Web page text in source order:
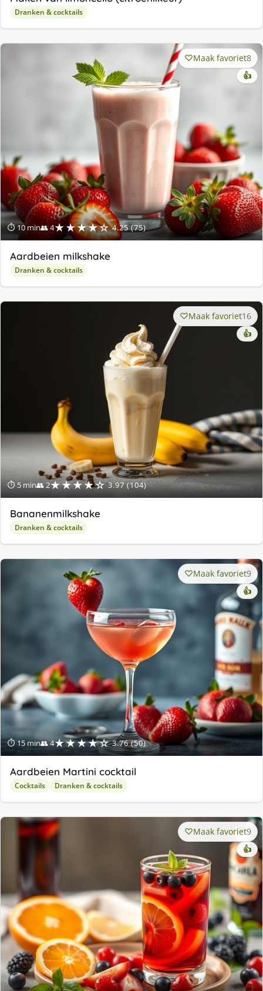
Dranken & cocktails
⏱ 10 min👥 4★★★★☆ 4.25 (75)
Maak favoriet8
👍
Aardbeien milkshake
Dranken & cocktails
⏱ 5 min👥 2★★★★☆ 3.97 (104)
Maak favoriet16
👍
Bananenmilkshake
Dranken & cocktails
⏱ 15 min👥 4★★★★☆ 3.76 (50)
Maak favoriet9
👍
Aardbeien Martini cocktail
Cocktails Dranken & cocktails
Maak favoriet9
👍